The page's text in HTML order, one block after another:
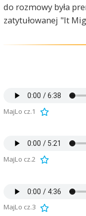
do rozmowy była
zatytułowanej "It
MajLo cz.1
MajLo cz.2
MajLo cz.3